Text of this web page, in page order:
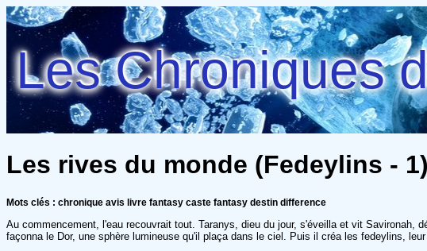
Les Chroniques
Les rives du monde (Fedeylins -
Mots clés : chronique avis livre fantasy caste fantasy destin difference
Au commencement, l'eau recouvrait tout. Taranys, dieu du jour, s'éveilla et vit Savironah,
façonna le Dor, une sphère lumineuse qu'il plaça dans le ciel. Puis il créa les fedeylins,